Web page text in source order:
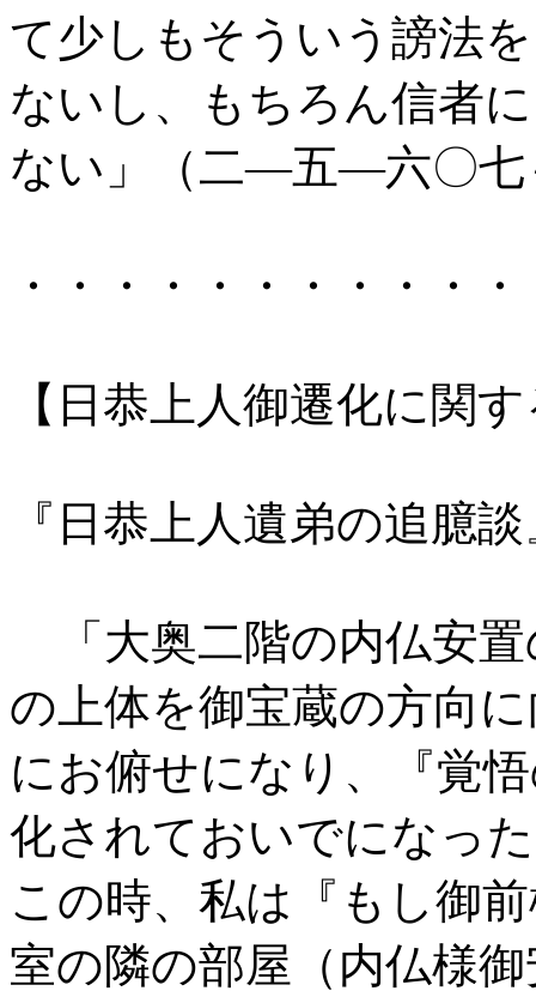
て少しもそういう謗法
ないし、もちろん信者
ない」（二―五―六〇七
・・・・・・・・・・
【日恭上人御遷化に関
『日恭上人遺弟の追臆
「大奥二階の内仏安置
の上体を御宝蔵の方向
にお俯せになり、『覚
化されておいでになっ
この時、私は『もし御
室の隣の部屋（内仏様